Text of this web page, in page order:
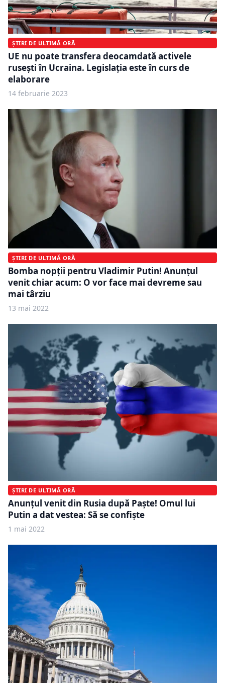
ȘTIRI DE ULTIMĂ ORĂ
UE nu poate transfera deocamdată activele
rusești în Ucraina. Legislația este în curs de
elaborare
14 februarie 2023
ȘTIRI DE ULTIMĂ ORĂ
Bomba nopții pentru Vladimir Putin! Anunțul
venit chiar acum: O vor face mai devreme sau
mai târziu
13 mai 2022
ȘTIRI DE ULTIMĂ ORĂ
Anunțul venit din Rusia după Paște! Omul lui
Putin a dat vestea: Să se confiște
1 mai 2022